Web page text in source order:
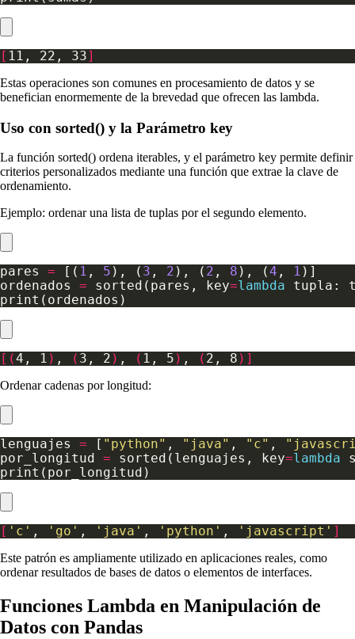
[ 11, 22, 33]
Estas operaciones son comunes en procesamiento de datos y se
benefician enormemente de la brevedad que ofrecen las lambda.
Uso con sorted() y la Parámetro key
La función sorted() ordena iterables, y el parámetro key permite definir
criterios personalizados mediante una función que extrae la clave de
ordenamiento.
Ejemplo: ordenar una lista de tuplas por el segundo elemento.
pares = [( 1 , 5 ), ( 3 , 2 ), ( 2 , 8 ), (4 , 1
ordenados = sorted(pares, key=lambda tupla:
[(4, 1 ) , ( 3, 2 ) , ( 1, 5 ) , ( 2, 8 )]
Ordenar cadenas por longitud:
lenguajes = [ "python" , "java" , "c" ,
por_longitud = sorted(lenguajes, key=lambda
[ 'c' , 'go' , 'java' , 'python' , 'javascript' ]
Este patrón es ampliamente utilizado en aplicaciones reales, como
ordenar resultados de bases de datos o elementos de interfaces.
Funciones Lambda en Manipulación de
Datos con Pandas